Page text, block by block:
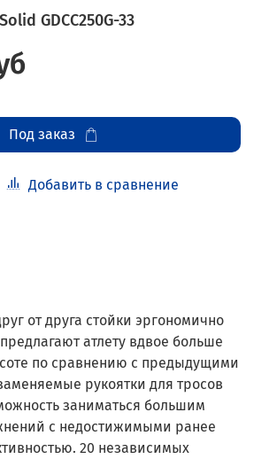
GDCC250G-33
Добавить в сравнение
Под заказ
от друга стойки эргономично
атлету вдвое больше
по сравнению с предыдущими
рукоятки для тросов
заниматься большим
с недостижимыми ранее
20 независимых